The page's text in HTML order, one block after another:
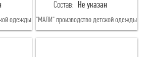
152-72
одежды
28(рост92)
Состав: Не указан
"МАЛИ" производство детской одежды